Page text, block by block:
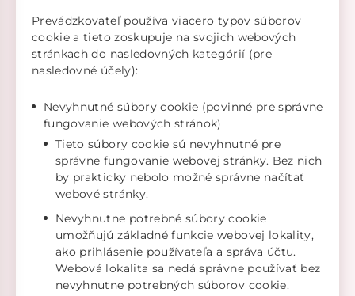
Prevádzkovateľ používa viacero typov súborov
cookie a tieto zoskupuje na svojich webových
stránkach do nasledovných kategórií (pre
nasledovné účely):
Nevyhnutné súbory cookie (povinné pre správne
fungovanie webových stránok)
Tieto súbory cookie sú nevyhnutné pre
správne fungovanie webovej stránky. Bez nich
by prakticky nebolo možné správne načítať
webové stránky.
Nevyhnutne potrebné súbory cookie
umožňujú základné funkcie webovej lokality,
ako prihlásenie používateľa a správa účtu.
Webová lokalita sa nedá správne používať bez
nevyhnutne potrebných súborov cookie.